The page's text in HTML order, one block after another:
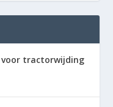
tractorwijding